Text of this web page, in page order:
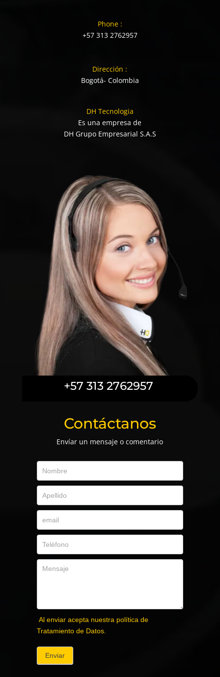
Phone :
+57 313 2762957
Dirección :
Bogotá- Colombia
DH Tecnologia
Es una empresa de
DH Grupo Empresarial S.A.S
+57 313 2762957
Contáctanos
Envíar un mensaje o comentario
Al enviar acepta nuestra política de
Tratamiento de Datos.
Enviar